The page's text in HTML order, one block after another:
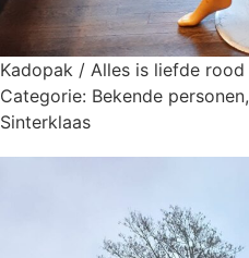
Kadopak / Alles is liefde rood
Categorie: Bekende personen,
Sinterklaas